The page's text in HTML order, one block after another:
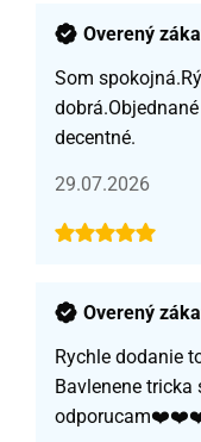
Overený
Som
decentné.
29.07.2026
Overený
Rychle dodanie
Bavlenene tricka